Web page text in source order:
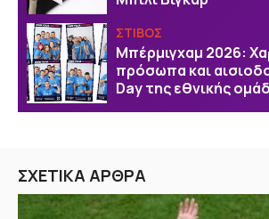
ΣΤΙΒΟΣ
Μπέρμιγχαμ 2026:
πρόσωπα και
Day της εθνικής
ΣΧΕΤΙΚΑ ΑΡΘΡΑ